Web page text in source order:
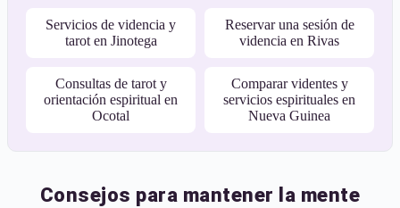
Servicios de videncia y
tarot en Jinotega
Reservar una sesión de
videncia en Rivas
Consultas de tarot y
orientación espiritual en
Ocotal
Comparar videntes y
servicios espirituales en
Nueva Guinea
Consejos para mantener la mente